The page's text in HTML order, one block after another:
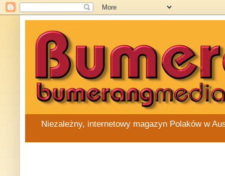
Niezależny, internetowy magazyn Polaków w